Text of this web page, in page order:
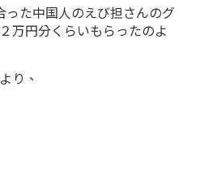
た中国人のえび担さんのグ
万円分くらいもらったのよ
り、